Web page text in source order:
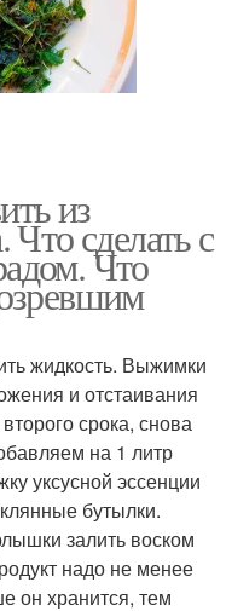
из
Что сделать с
Что
жидкость. Выжимки
и отстаивания
срока, снова
на 1 литр
уксусной эссенции
бутылки.
залить воском
надо не менее
он хранится, тем